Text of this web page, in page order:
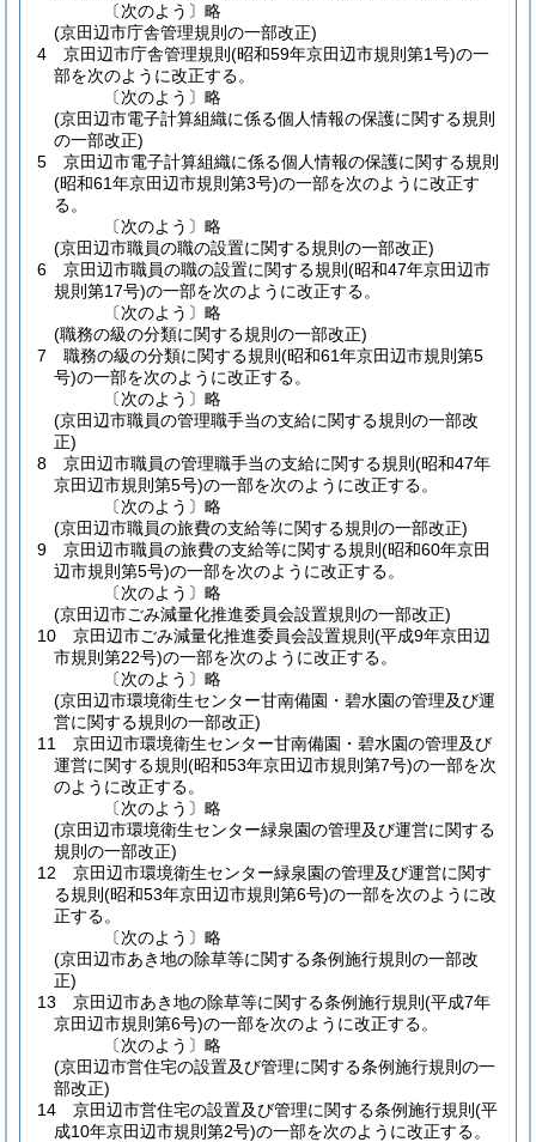
〔次のよう〕略
(京田辺市庁舎管理規則の一部改正)
4
京田辺市庁舎管理規則 (昭和59年京田辺市規則第1号)の一
部を次のように改正する。
〔次のよう〕略
(京田辺市電子計算組織に係る個人情報の保護に関する規則
の一部改正)
5
京田辺市電子計算組織に係る個人情報の保護に関する規則
(昭和61年京田辺市規則第3号)の一部を次のように改正す
る。
〔次のよう〕略
(京田辺市職員の職の設置に関する規則の一部改正)
6
京田辺市職員の職の設置に関する規則 (昭和47年京田辺市
規則第17号)の一部を次のように改正する。
〔次のよう〕略
(職務の級の分類に関する規則の一部改正)
7
職務の級の分類に関する規則 (昭和61年京田辺市規則第5
号)の一部を次のように改正する。
〔次のよう〕略
(京田辺市職員の管理職手当の支給に関する規則の一部改
正)
8
京田辺市職員の管理職手当の支給に関する規則 (昭和47年
京田辺市規則第5号)の一部を次のように改正する。
〔次のよう〕略
(京田辺市職員の旅費の支給等に関する規則の一部改正)
9
京田辺市職員の旅費の支給等に関する規則 (昭和60年京田
辺市規則第5号)の一部を次のように改正する。
〔次のよう〕略
(京田辺市ごみ減量化推進委員会設置規則の一部改正)
10
京田辺市ごみ減量化推進委員会設置規則 (平成9年京田辺
市規則第22号)の一部を次のように改正する。
〔次のよう〕略
(京田辺市環境衛生センター甘南備園・碧水園の管理及び運
営に関する規則の一部改正)
11
京田辺市環境衛生センター甘南備園・碧水園の管理及び
運営に関する規則 (昭和53年京田辺市規則第7号)の一部を次
のように改正する。
〔次のよう〕略
(京田辺市環境衛生センター緑泉園の管理及び運営に関する
規則の一部改正)
12
京田辺市環境衛生センター緑泉園の管理及び運営に関す
る規則 (昭和53年京田辺市規則第6号)の一部を次のように改
正する。
〔次のよう〕略
(京田辺市あき地の除草等に関する条例施行規則の一部改
正)
13
京田辺市あき地の除草等に関する条例施行規則 (平成7年
京田辺市規則第6号)の一部を次のように改正する。
〔次のよう〕略
(京田辺市営住宅の設置及び管理に関する条例施行規則の一
部改正)
14
京田辺市営住宅の設置及び管理に関する条例施行規則 (平
成10年京田辺市規則第2号)の一部を次のように改正する。